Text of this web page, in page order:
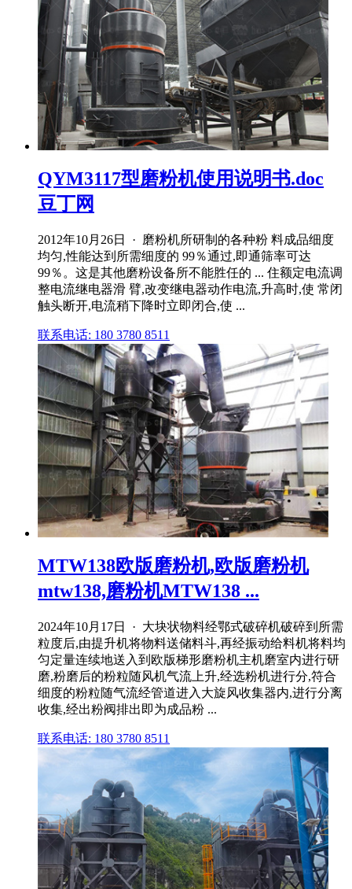
QYM3117型磨粉机使用说明书.doc
豆丁网
2012年10月26日 · 磨粉机所研制的各种粉 料成品细度
均匀,性能达到所需细度的 99％通过,即通筛率可达
99％。这是其他磨粉设备所不能胜任的 ... 住额定电流调
整电流继电器滑 臂,改变继电器动作电流,升高时,使 常闭
触头断开,电流稍下降时立即闭合,使 ...
联系电话: 180 3780 8511
MTW138欧版磨粉机,欧版磨粉机
mtw138,磨粉机MTW138 ...
2024年10月17日 · 大块状物料经鄂式破碎机破碎到所需
粒度后,由提升机将物料送储料斗,再经振动给料机将料均
匀定量连续地送入到欧版梯形磨粉机主机磨室内进行研
磨,粉磨后的粉粒随风机气流上升,经选粉机进行分,符合
细度的粉粒随气流经管道进入大旋风收集器内,进行分离
收集,经出粉阀排出即为成品粉 ...
联系电话: 180 3780 8511